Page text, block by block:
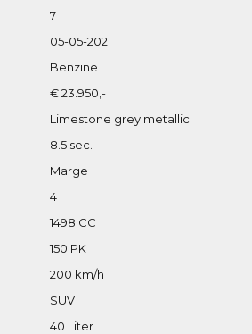
7
05-05-2021
Benzine
€ 23.950,-
Limestone grey metallic
8.5 sec.
Marge
4
1498 CC
150 PK
200 km/h
SUV
40 Liter